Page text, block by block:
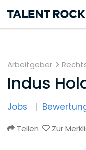
Arbeitgeber
Indus
Jobs
Teilen Zur